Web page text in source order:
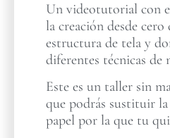
Un videotutorial con
la creación desde
estructura de tela y
diferentes técnicas de
Este es un taller sin
que podrás sustituir
papel por la que tu